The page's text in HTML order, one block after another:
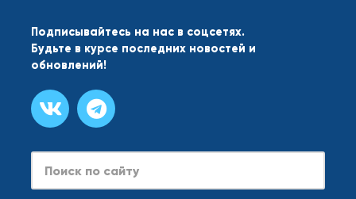
Подписывайтесь на нас в соцсетях.
Будьте в курсе последних новостей и
обновлений!
Search